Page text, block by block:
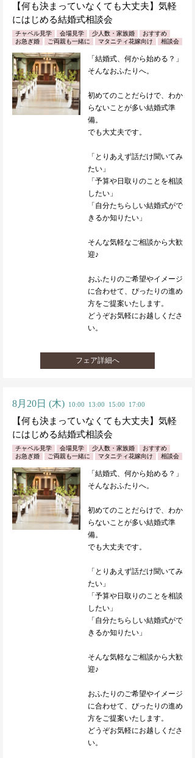
【何も決まっていなくても大丈夫】気軽
にはじめる結婚式相談会
チャペル見学 会場見学 少人数・家族婚
おすすめ
お急ぎ婚
ご両親も一緒に マタニティ花嫁向け 相談会
「結婚式、何から始める？」
そんなおふたりへ。
初めてのことだらけで、わか
らないことが多い結婚式準
備。
でも大丈夫です。
「とりあえず話だけ聞いてみ
たい」
「予算や日取りのことを相談
したい」
「自分たちらしい結婚式がで
きるか知りたい」
そんな気軽なご相談から大歓
迎♪
おふたりのご希望やイメージ
に合わせて、ぴったりの進め
方をご提案いたします。
どうぞお気軽にお越しくださ
い。
フェア詳細へ
8月20日 (木) 10:00 13:00 15:00 17:00
【何も決まっていなくても大丈夫】気軽
にはじめる結婚式相談会
チャペル見学 会場見学 少人数・家族婚
おすすめ
お急ぎ婚
ご両親も一緒に マタニティ花嫁向け 相談会
「結婚式、何から始める？」
そんなおふたりへ。
初めてのことだらけで、わか
らないことが多い結婚式準
備。
でも大丈夫です。
「とりあえず話だけ聞いてみ
たい」
「予算や日取りのことを相談
したい」
「自分たちらしい結婚式がで
きるか知りたい」
そんな気軽なご相談から大歓
迎♪
おふたりのご希望やイメージ
に合わせて、ぴったりの進め
方をご提案いたします。
どうぞお気軽にお越しくださ
い。